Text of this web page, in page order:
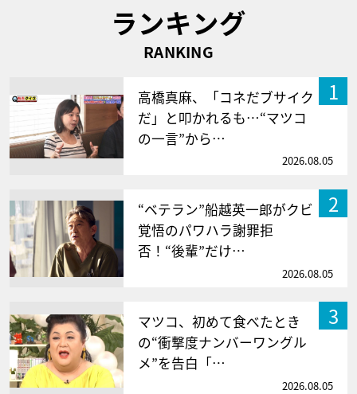
ランキング
RANKING
1
高橋真麻、「コネだブサイク
だ」と叩かれるも…“マツコ
の一言”から…
2026.08.05
2
“ベテラン”船越英一郎がクビ
覚悟のパワハラ謝罪拒
否！“後輩”だけ…
2026.08.05
3
マツコ、初めて食べたとき
の“衝撃度ナンバーワングル
メ”を告白「…
2026.08.05